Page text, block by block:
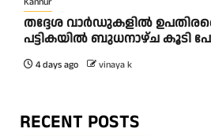
തദ്ദേശ വാർഡുകളിൽ
പട്ടികയിൽ ബുധനാഴ്ച കൂടി
4 days ago vinaya k
RECENT POSTS